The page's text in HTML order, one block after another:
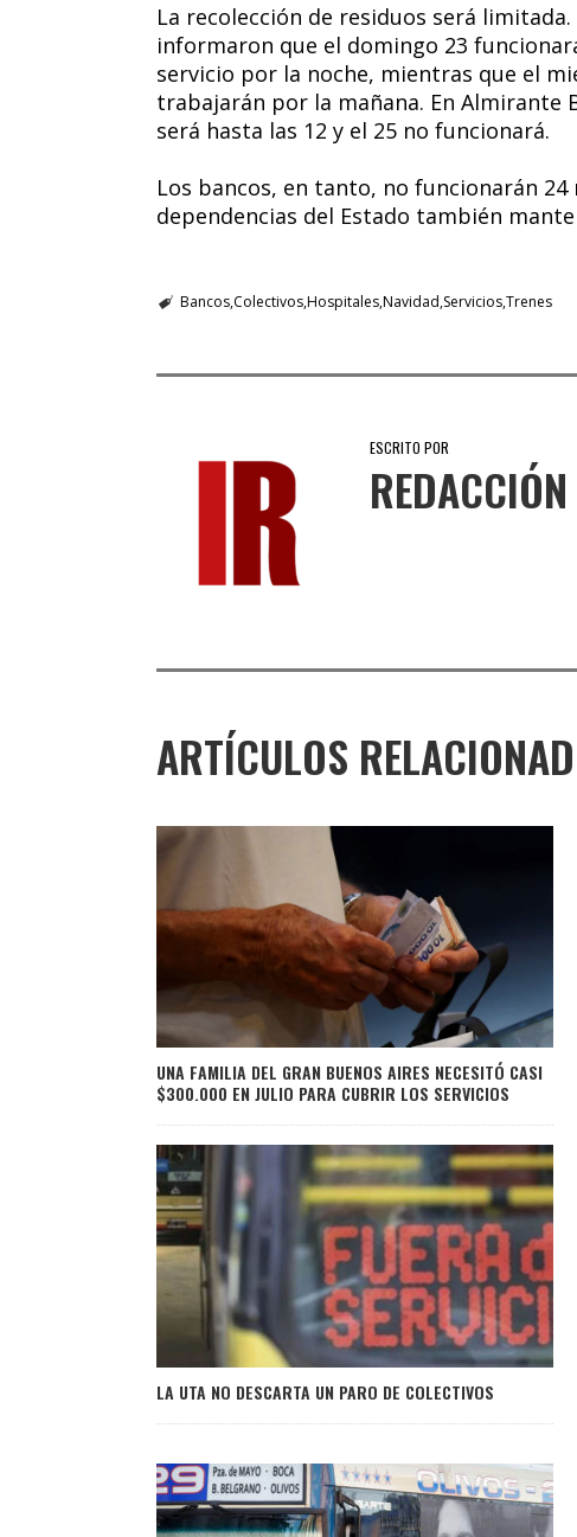
La recolección de residuos será
informaron que el domingo 23
servicio por la noche, mientras que el
trabajarán por la mañana. En Almirante
será hasta las 12 y el 25 no funcionará.
Los bancos, en tanto, no funcionarán
dependencias del Estado también
BancosColectivosHospitalesNavidad ServiciosTrenes
ESCRITO POR
ARTÍCULOS
UNA FAMILIA DEL GRAN BUENOS AIRES NECESITÓ CASI
$300.000 EN JULIO PARA CUBRIR LOS SERVICIOS
LA UTA NO DESCARTA UN PARO DE COLECTIVOS